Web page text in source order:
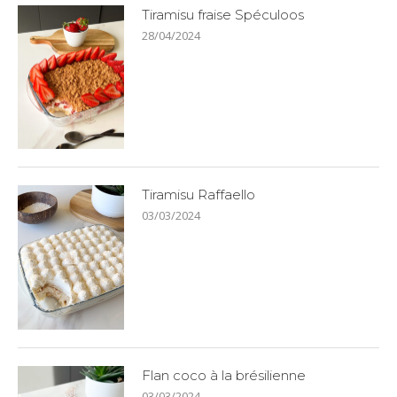
Tiramisu fraise Spéculoos
28/04/2024
Tiramisu Raffaello
03/03/2024
Flan coco à la brésilienne